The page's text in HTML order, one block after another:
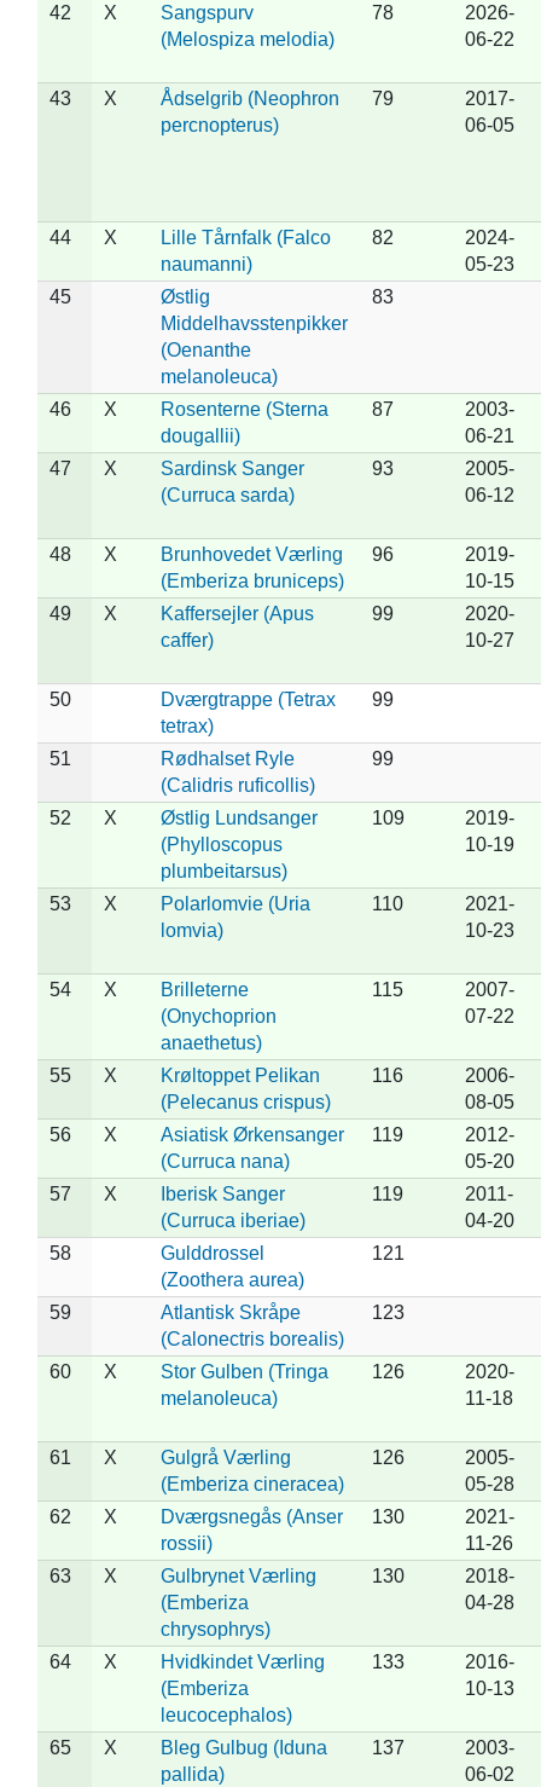
42 X
Sangspurv
(Melospiza melodia)
78
2026-
06-22
43 X
Ådselgrib (Neophron
percnopterus)
79
2017-
06-05
44 X
Lille Tårnfalk (Falco
naumanni)
82
2024-
05-23
45
Østlig
Middelhavsstenpikker
(Oenanthe
melanoleuca)
83
46 X
Rosenterne (Sterna
dougallii)
87
2003-
06-21
47
X
Sardinsk Sanger
(Curruca sarda)
93
2005-
06-12
48 X
Brunhovedet Værling
(Emberiza bruniceps)
96
2019-
10-15
49
X
Kaffersejler (Apus
caffer)
99
2020-
10-27
50
Dværgtrappe (Tetrax
tetrax)
99
51
Rødhalset Ryle
(Calidris ruficollis)
99
52 X
Østlig Lundsanger
(Phylloscopus
plumbeitarsus)
109
2019-
10-19
53 X
Polarlomvie (Uria
lomvia)
110
2021-
10-23
54 X
Brilleterne
(Onychoprion
anaethetus)
115
2007-
07-22
55 X
Krøltoppet Pelikan
(Pelecanus crispus)
116
2006-
08-05
56
X
Asiatisk Ørkensanger
(Curruca nana)
119
2012-
05-20
57
X
Iberisk Sanger
(Curruca iberiae)
119
2011-
04-20
58
Gulddrossel
(Zoothera aurea)
121
59
Atlantisk Skråpe
(Calonectris borealis)
123
60 X
Stor Gulben (Tringa
melanoleuca)
126
2020-
11-18
61 X
Gulgrå Værling
(Emberiza cineracea)
126
2005-
05-28
62
X
Dværgsnegås (Anser
rossii)
130
2021-
11-26
63
X
Gulbrynet Værling
(Emberiza
chrysophrys)
130
2018-
04-28
64 X
Hvidkindet Værling
(Emberiza
leucocephalos)
133
2016-
10-13
65 X
Bleg Gulbug (Iduna
pallida)
137
2003-
06-02